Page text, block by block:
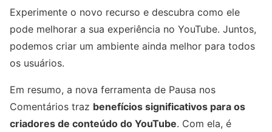
Experimente o novo recurso e descubra como ele
pode melhorar a sua experiência no YouTube. Juntos,
podemos criar um ambiente ainda melhor para todos
os usuários.
Em resumo, a nova ferramenta de Pausa nos
Comentários traz benefícios significativos para os
criadores de conteúdo do YouTube. Com ela, é